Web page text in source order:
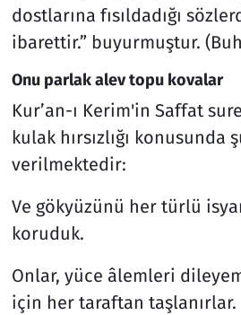
dostlarına fısıldadığı
ibarettir.” buyurmuştur.
Onu parlak alev topu kovalar
Kur’an-ı Kerim'in Saffat
kulak hırsızlığı konusunda
verilmektedir:
Ve gökyüzünü her türlü
koruduk.
Onlar, yüce âlemleri
için her taraftan taşlanırlar.